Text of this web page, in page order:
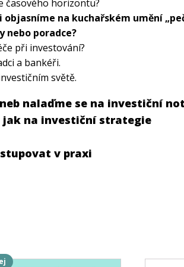
časového horizontu?
na kuchařském umění
nebo poradce?
při investování?
a bankéři.
světě.
nalaďme se na investiční
jak na investiční strategie
v praxi